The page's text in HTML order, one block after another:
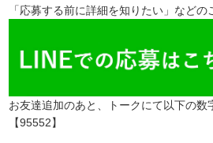
「応募する前に詳細を知りたい」などの
お友達追加のあと、トークにて以下の数
【95552】